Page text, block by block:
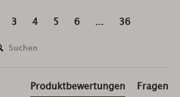
Produktbewertungen Fragen
3 4 5 6 ... 36